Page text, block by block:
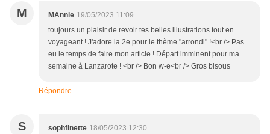
M MAnnie 19/05/2023 11:09
toujours un plaisir de revoir tes belles illustrations tout en
voyageant ! J'adore la 2e pour le thème "arrondi" !<br /> Pas
eu le temps de faire mon article ! Départ imminent pour ma
semaine à Lanzarote ! <br /> Bon w-e<br /> Gros bisous
Répondre
S sophfinette 18/05/2023 12:30